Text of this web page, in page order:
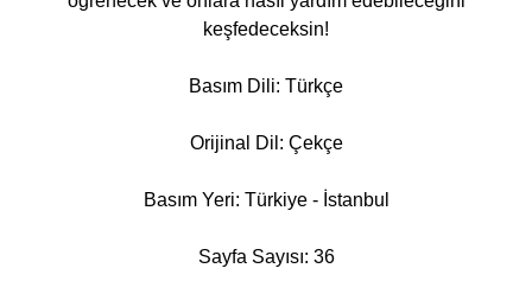
keşfedeceksin!
Basım Dili: Türkçe
Orijinal Dil: Çekçe
Basım Yeri: Türkiye - İstanbul
Sayfa Sayısı: 36